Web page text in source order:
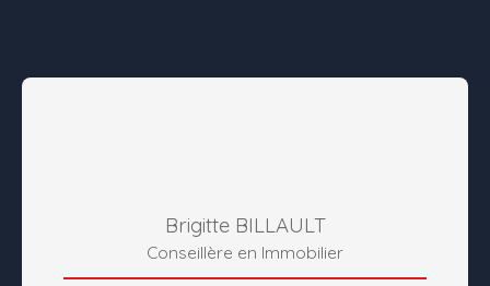
Brigitte BILLAULT
Conseillère en Immobilier